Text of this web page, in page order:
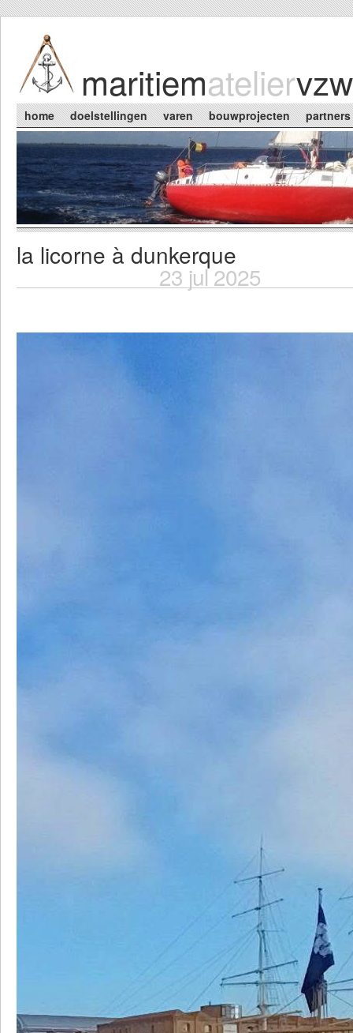
maritiemateliervzw
Main menu
home doelstellingen varen bouwprojecten partners
You are here
la licorne à dunkerque
23 jul 2025